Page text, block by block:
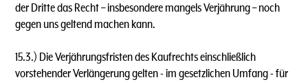
der Dritte das Recht – insbesondere mangels Verjährung – noch
gegen uns geltend machen kann.
15.3.) Die Verjährungsfristen des Kaufrechts einschließlich
vorstehender Verlängerung gelten - im gesetzlichen Umfang - für